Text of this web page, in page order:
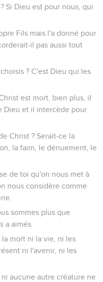
Si Dieu est pour nous, qui
Fils mais l'a donné pour
il pas aussi tout
? C'est Dieu qui les
est mort, bien plus, il
Dieu et il intercède pour
Christ ? Serait-ce la
la faim, le dénuement, le
de toi qu'on nous met à
nous considère comme
sommes plus que
a aimés.
mort ni la vie, ni les
ni l'avenir, ni les
aucune autre créature ne